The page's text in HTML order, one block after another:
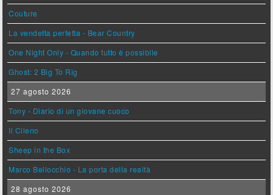
Couture
La vendetta perfetta - Bear Country
One Night Only - Quando tutto è possibile
Ghost: 2 Big To Rig
27 agosto 2026
Tony - Diario di un giovane cuoco
Il Cileno
Sheep in the Box
Marco Bellocchio - La porta della realtà
28 agosto 2026